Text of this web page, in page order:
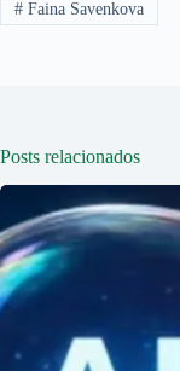
#Faina Savenkova
Posts relacionados